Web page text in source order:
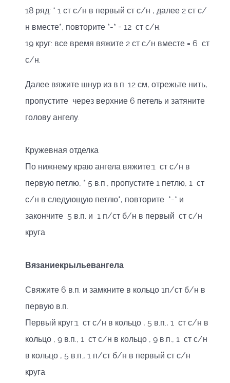
18 ряд: * 1 ст с/н в первый ст с/н , далее 2 ст с/
н вместе*, повторите *-* = 12 ст с/н.
19 круг: все время вяжите 2 ст с/н вместе = 6 ст
с/н.
Далее вяжите шнур из в.п. 12 см, отрежьте нить,
пропустите через верхние 6 петель и затяните
голову ангелу.
Кружевная отделка
По нижнему краю ангела вяжите:1 ст с/н в
первую петлю, * 5 в.п., пропустите 1 петлю, 1 ст
с/н в следующую петлю*, повторите *-* и
закончите 5 в.п. и 1 п/ст б/н в первый ст с/н
круга.
Вязаниекрыльевангела
Свяжите 6 в.п. и замкните в кольцо 1п/ст б/н в
первую в.п.
Первый круг:1 ст с/н в кольцо , 5 в.п., 1 ст с/н в
кольцо , 9 в.п., 1 ст с/н в кольцо , 9 в.п., 1 ст с/н
в кольцо , 5 в.п., 1 п/ст б/н в первый ст с/н
круга.